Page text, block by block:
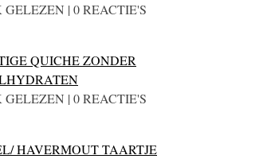
GELEZEN | 0 REACTIE'S
QUICHE ZONDER
GELEZEN | 0 REACTIE'S
HAVERMOUT TAARTJE